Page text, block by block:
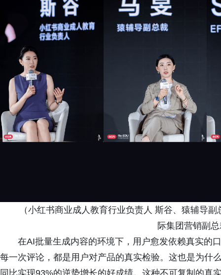
（小红书商业成人教育行业负责人 斯谷、猿辅导副
际集团营销副
在AI批量生成内容的环境下，用户愈发依赖真实的
每一次评论，都是用户对产品的真实检验。这也是为什
同比实现93%的逆势增长的好成绩。这种不可复制的真